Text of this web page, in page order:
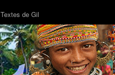
Textes de Gil